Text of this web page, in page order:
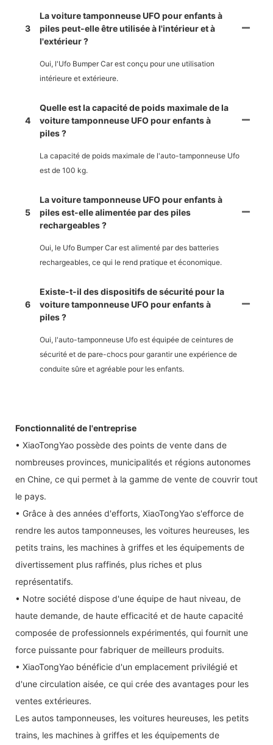
3
La voiture tamponneuse UFO pour enfants à
piles peut-elle être utilisée à l'intérieur et à
l'extérieur ?
Oui, l'Ufo Bumper Car est conçu pour une utilisation
intérieure et extérieure.
4
Quelle est la capacité de poids maximale de la
voiture tamponneuse UFO pour enfants à
piles ?
La capacité de poids maximale de l'auto-tamponneuse Ufo
est de 100 kg.
5
La voiture tamponneuse UFO pour enfants à
piles est-elle alimentée par des piles
rechargeables ?
Oui, le Ufo Bumper Car est alimenté par des batteries
rechargeables, ce qui le rend pratique et économique.
6
Existe-t-il des dispositifs de sécurité pour la
voiture tamponneuse UFO pour enfants à
piles ?
Oui, l'auto-tamponneuse Ufo est équipée de ceintures de
sécurité et de pare-chocs pour garantir une expérience de
conduite sûre et agréable pour les enfants.
Fonctionnalité de l'entreprise
• XiaoTongYao possède des points de vente dans de
nombreuses provinces, municipalités et régions autonomes
en Chine, ce qui permet à la gamme de vente de couvrir tout
le pays.
• Grâce à des années d'efforts, XiaoTongYao s'efforce de
rendre les autos tamponneuses, les voitures heureuses, les
petits trains, les machines à griffes et les équipements de
divertissement plus raffinés, plus riches et plus
représentatifs.
• Notre société dispose d'une équipe de haut niveau, de
haute demande, de haute efficacité et de haute capacité
composée de professionnels expérimentés, qui fournit une
force puissante pour fabriquer de meilleurs produits.
• XiaoTongYao bénéficie d'un emplacement privilégié et
d'une circulation aisée, ce qui crée des avantages pour les
ventes extérieures.
Les autos tamponneuses, les voitures heureuses, les petits
trains, les machines à griffes et les équipements de